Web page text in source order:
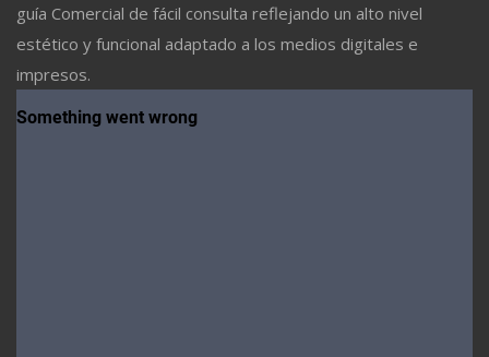
guía Comercial de fácil consulta reflejando un alto nivel
estético y funcional adaptado a los medios digitales e
impresos.